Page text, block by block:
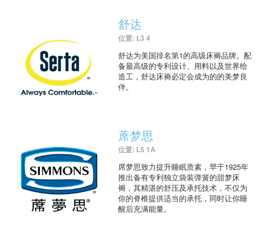
舒达
位置: L3 4
舒达为美国排名第1的高级床褥品牌。配
备最高级的专利设计、用料以及世界给
造工，舒达床褥必定会成为的的美梦良
伴。
蓆梦思
位置: L5 1A
席梦思致力提升睡眠质素，早于1925年
推出备有专利独立袋装弹簧的甜梦床
褥，其精湛的舒压及承托技术，不仅为
你的脊椎提供适当的承托，同时让你睡
醒后充满能量。